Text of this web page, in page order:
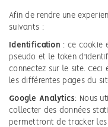
Afin de rendre une
suivants :
Identification : ce cookie
pseudo et le token
connectez sur le site. Ceci
les différentes pages du
Google Analytics: Nous
collecter des données
permettront de tracker les